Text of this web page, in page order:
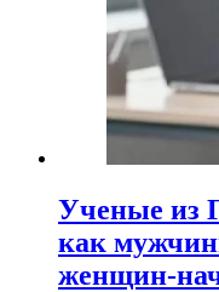
Ученые из
как
женщин-